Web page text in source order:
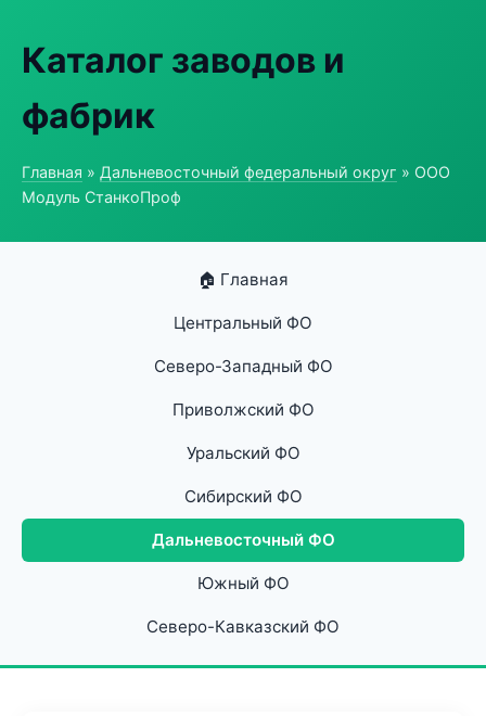
Каталог заводов и
фабрик
Главная » Дальневосточный федеральный округ » ООО
Модуль СтанкоПроф
🏠 Главная
Центральный ФО
Северо-Западный ФО
Приволжский ФО
Уральский ФО
Сибирский ФО
Дальневосточный ФО
Южный ФО
Северо-Кавказский ФО